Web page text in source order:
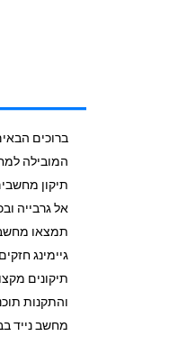
המובילה
תיקון
אל גרבייה
תמצאו
גיימינג
תיקונים
והתקנות
מחשב נייד